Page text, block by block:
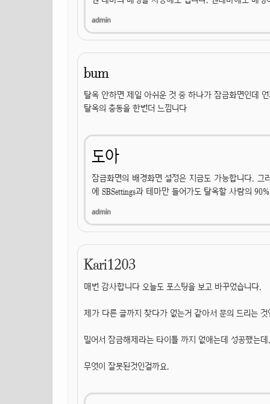
bum
탈옥 안하면 제일 아쉬운 것 중 하나가 잠금화면인데
탈옥의 충동을 한번더 느낌니다
도아
잠금화면의 배경화면 설정은 지금도 가능합니다.
에 SBSettings과 테마만 들어가도 탈옥할 사람의
Kari1203
매번 감사합니다 오늘도 포스팅을 보고 바꾸었습니다.
제가 다른 글까지 찾다가 없는거 같아서 문의 드리는 것
밀어서 잠금해제라는 타이틀 까지 없애는데 성공했는
무엇이 잘못된것인걸까요.